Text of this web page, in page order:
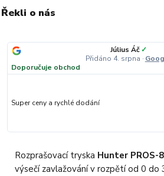
Řekli o nás
Július Áč✓
Přidáno 4. srpna ·
Doporučuje obchod
Super ceny a rychlé dodání
Rozprašovací tryska Hunter PROS-
výsečí zavlažování v rozpětí od 0 do